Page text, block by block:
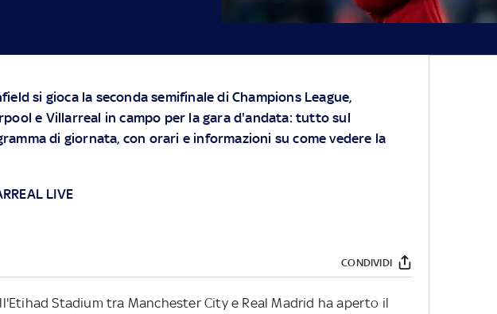
si gioca la seconda semifinale di Champions League,
e Villarreal in campo per la gara d'andata: tutto sul
di giornata, con orari e informazioni su come vedere la
LIVE
CONDIVIDI
Stadium tra Manchester City e Real Madrid ha aperto il